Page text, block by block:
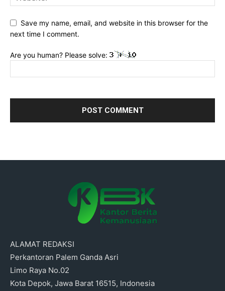
Save my name, email, and website in this browser for the
next time I comment.
Are you human? Please solve:
ALAMAT REDAKSI
Perkantoran Palem Ganda Asri
Limo Raya No.02
Kota Depok, Jawa Barat 16515, Indonesia